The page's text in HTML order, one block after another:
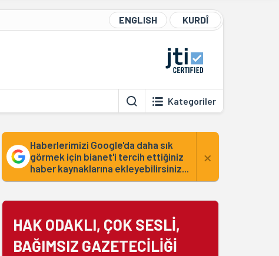
ENGLISH KURDÎ
Kategoriler
Haberlerimizi Google'da daha sık
görmek için bianet'i tercih ettiğiniz
haber kaynaklarına ekleyebilirsiniz...
×
HAK ODAKLI, ÇOK SESLİ,
BAĞIMSIZ GAZETECİLİĞİ